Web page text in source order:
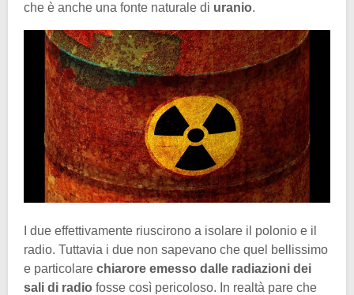
che è anche una fonte naturale di uranio.
I due effettivamente riuscirono a isolare il polonio e il
radio. Tuttavia i due non sapevano che quel bellissimo
e particolare chiarore emesso dalle radiazioni dei
sali di radio fosse così pericoloso. In realtà pare che